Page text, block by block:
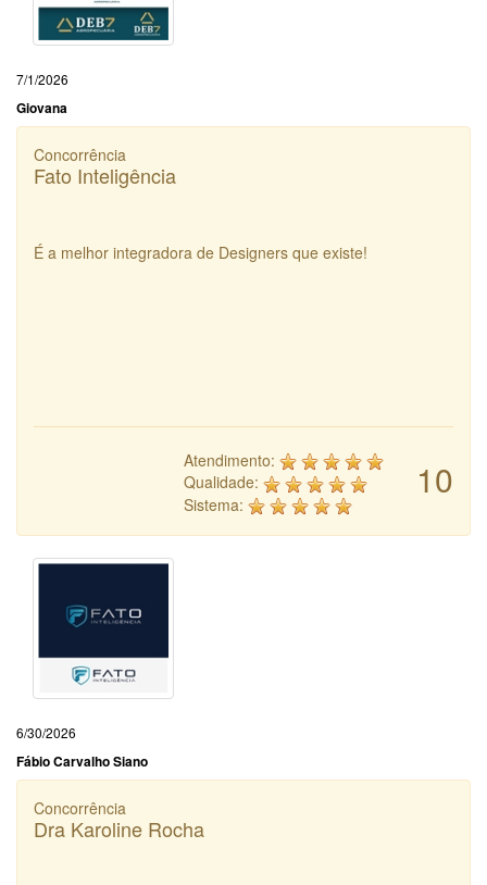
7/1/2026
Giovana
Concorrência
Fato Inteligência
É a melhor integradora de Designers que existe!
10
Atendimento:
Qualidade:
Sistema:
6/30/2026
Fábio Carvalho Siano
Concorrência
Dra Karoline Rocha